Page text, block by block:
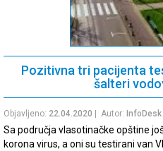
Pozitivna tri pacijenta
šalteri
Objavljeno: 22.04.2020 | Autor: InfoDesk
Sa područja vlasotinačke opštine
korona virus, a oni su testirani van